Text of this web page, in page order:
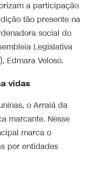
a participação
tão presente na
social do
Legislativa
Edmara Veloso.
vidas
o Arraiá da
marcante. Nesse
marca o
por entidades